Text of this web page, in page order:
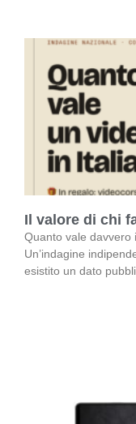
Il valore di chi
Quanto vale davvero
Un’indagine
esistito un dato